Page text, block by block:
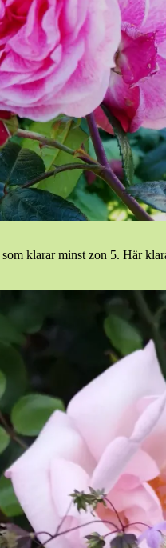
som klarar minst zon 5. Här